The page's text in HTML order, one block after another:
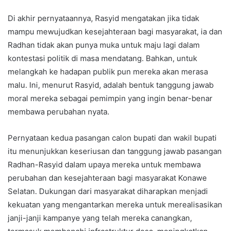
Di akhir pernyataannya, Rasyid mengatakan jika tidak
mampu mewujudkan kesejahteraan bagi masyarakat, ia dan
Radhan tidak akan punya muka untuk maju lagi dalam
kontestasi politik di masa mendatang. Bahkan, untuk
melangkah ke hadapan publik pun mereka akan merasa
malu. Ini, menurut Rasyid, adalah bentuk tanggung jawab
moral mereka sebagai pemimpin yang ingin benar-benar
membawa perubahan nyata.
Pernyataan kedua pasangan calon bupati dan wakil bupati
itu menunjukkan keseriusan dan tanggung jawab pasangan
Radhan-Rasyid dalam upaya mereka untuk membawa
perubahan dan kesejahteraan bagi masyarakat Konawe
Selatan. Dukungan dari masyarakat diharapkan menjadi
kekuatan yang mengantarkan mereka untuk merealisasikan
janji-janji kampanye yang telah mereka canangkan,